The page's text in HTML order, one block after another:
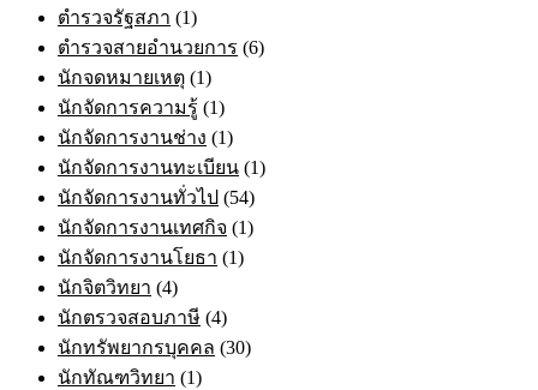
ตำรวจรัฐสภา (1)
ตำรวจสายอำนวยการ (6)
นักจดหมายเหตุ (1)
นักจัดการความรู้ (1)
นักจัดการงานช่าง (1)
นักจัดการงานทะเบียน (1)
นักจัดการงานทั่วไป (54)
นักจัดการงานเทศกิจ (1)
นักจัดการงานโยธา (1)
นักจิตวิทยา (4)
นักตรวจสอบภาษี (4)
นักทรัพยากรบุคคล (30)
นักทัณฑวิทยา (1)